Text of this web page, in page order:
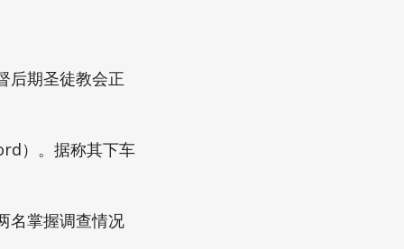
后期圣徒教会正
）。据称其下车
名掌握调查情况